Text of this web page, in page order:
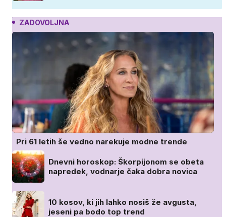
ZADOVOLJNA
Pri 61 letih še vedno narekuje modne trende
Dnevni horoskop: Škorpijonom se obeta
napredek, vodnarje čaka dobra novica
10 kosov, ki jih lahko nosiš že avgusta,
jeseni pa bodo top trend